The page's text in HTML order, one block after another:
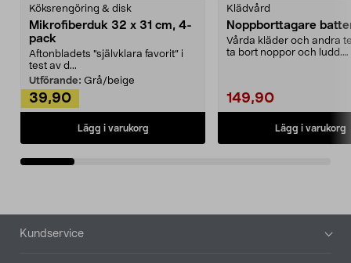
Köksrengöring & disk
Mikrofiberduk 32 x 31 cm, 4-
pack
Aftonbladets "självklara favorit” i
test av d...
Utförande: Grå/beige
39,90
Lägg i varukorg
Klädvård
Noppborttagare
Vårda kläder och andra
ta bort noppor och ludd.
149,90
Lägg i varukorg
Sidfot
Kundservice